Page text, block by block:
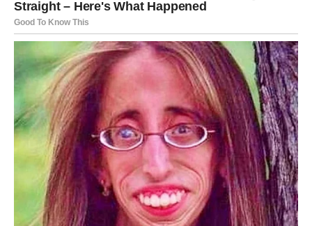
Ljubav:Toplina, pažnja i sigurnost.
Poruka meseca:Zaslužuješ mir.